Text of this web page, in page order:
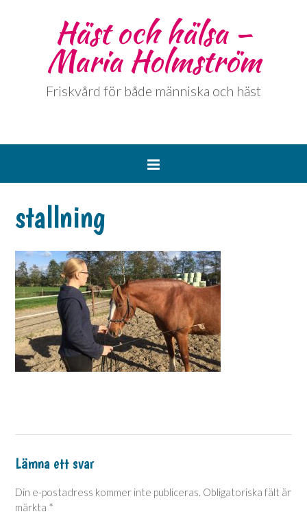
Häst och hälsa –
Maria Holmström
Friskvård för både människa och häst
stallning
Lämna ett svar
Din e-postadress kommer inte publiceras. Obligatoriska fält är
märkta *